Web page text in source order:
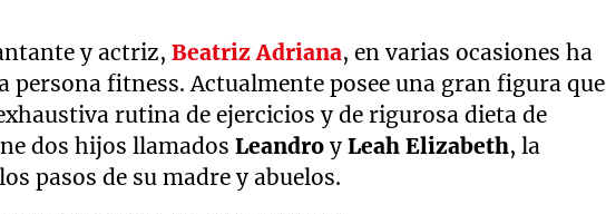
y actriz,Beatriz Adriana, en varias ocasiones ha
persona fitness. Actualmente posee una gran figura que
rutina de ejercicios y de rigurosa dieta de
dos hijos llamadosLeandro yLeah Elizabeth, la
pasos de su madre y abuelos.